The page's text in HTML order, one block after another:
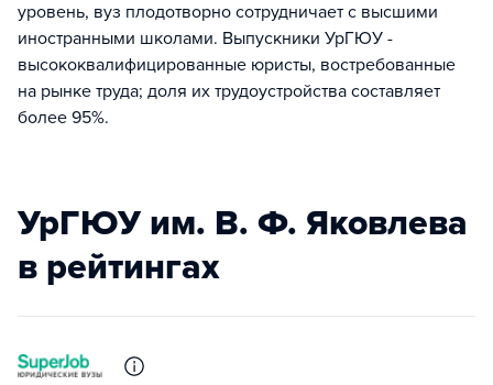
уровень, вуз плодотворно сотрудничает с высшими
иностранными школами. Выпускники УрГЮУ -
высококвалифицированные юристы, востребованные
на рынке труда; доля их трудоустройства составляет
более 95%.
УрГЮУ им. В. Ф. Яковлева
в рейтингах